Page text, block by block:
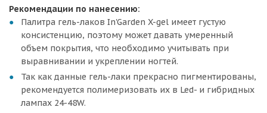
Рекомендации по нанесению:
Палитра гель-лаков In'Garden X-gel имеет густую
консистенцию, поэтому может давать умеренный
объем покрытия, что необходимо учитывать при
выравнивании и укреплении ногтей.
Так как данные гель-лаки прекрасно пигментированы,
рекомендуется полимеризовать их в Led- и гибридных
лампах 24-48W.